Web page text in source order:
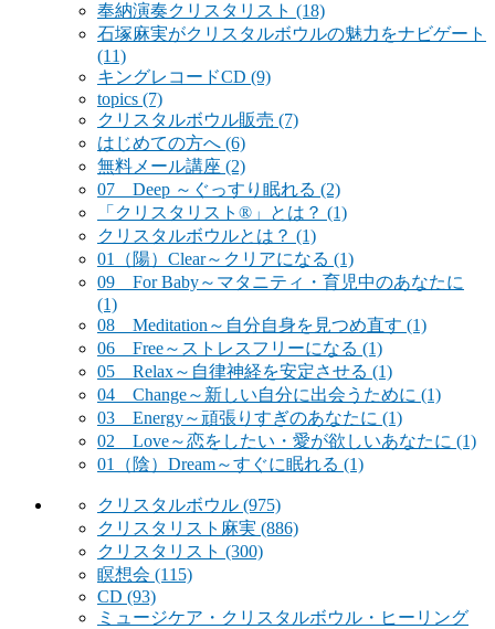
奉納演奏クリスタリスト (18)
石塚麻実がクリスタルボウルの魅力をナビゲート
(11)
キングレコードCD (9)
topics (7)
クリスタルボウル販売 (7)
はじめての方へ (6)
無料メール講座 (2)
07 Deep ～ぐっすり眠れる (2)
「クリスタリスト®」とは？ (1)
クリスタルボウルとは？ (1)
01（陽）Clear～クリアになる (1)
09 For Baby～マタニティ・育児中のあなたに
(1)
08 Meditation～自分自身を見つめ直す (1)
06 Free～ストレスフリーになる (1)
05 Relax～自律神経を安定させる (1)
04 Change～新しい自分に出会うために (1)
03 Energy～頑張りすぎのあなたに (1)
02 Love～恋をしたい・愛が欲しいあなたに (1)
01（陰）Dream～すぐに眠れる (1)
クリスタルボウル (975)
クリスタリスト麻実 (886)
クリスタリスト (300)
瞑想会 (115)
CD (93)
ミュージケア・クリスタルボウル・ヒーリング